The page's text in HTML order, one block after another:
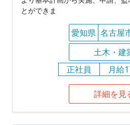
とができま
愛知県 名古屋
土木・建
正社員
月給
詳細を見